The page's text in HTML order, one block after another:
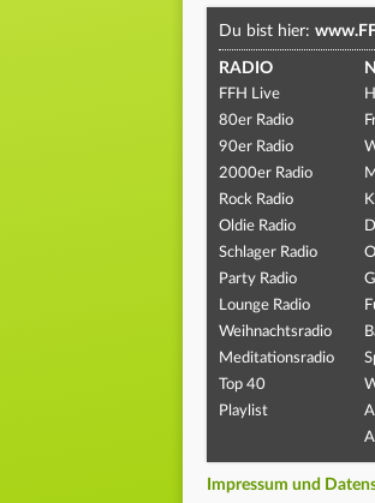
Du bist hier:
RADIO
FFH Live
80er Radio
90er Radio
2000er Radio
Rock Radio
Oldie Radio
Schlager Radio
Party Radio
Lounge Radio
Weihnachtsradio
Meditationsradio
Top 40
Playlist
Impressum und